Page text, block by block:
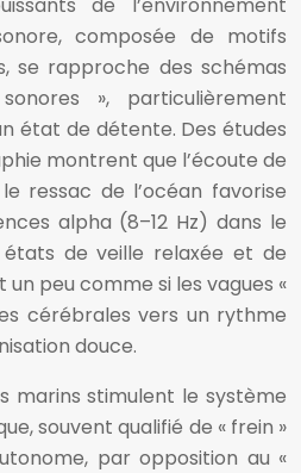
composée de motifs
se rapproche des schémas
», particulièrement
état de détente. Des études
montrent que l’écoute de
ressac de l’océan favorise
alpha (8–12 Hz) dans le
de veille relaxée et de
un peu comme si les vagues «
cérébrales vers un rythme
douce.
marins stimulent le système
souvent qualifié de « frein »
par opposition au «